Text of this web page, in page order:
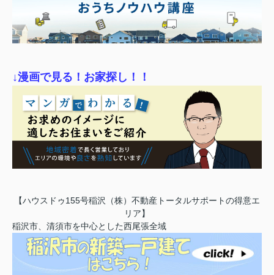
↓漫画で見る！お家探し！！
【ハウスドゥ155号稲沢（株）不動産トータルサポートの得意エ
リア】
稲沢市、清須市を中心とした西尾張全域